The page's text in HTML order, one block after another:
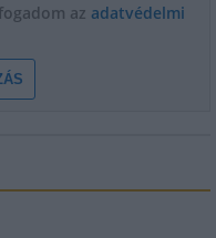
az adatvédelmi